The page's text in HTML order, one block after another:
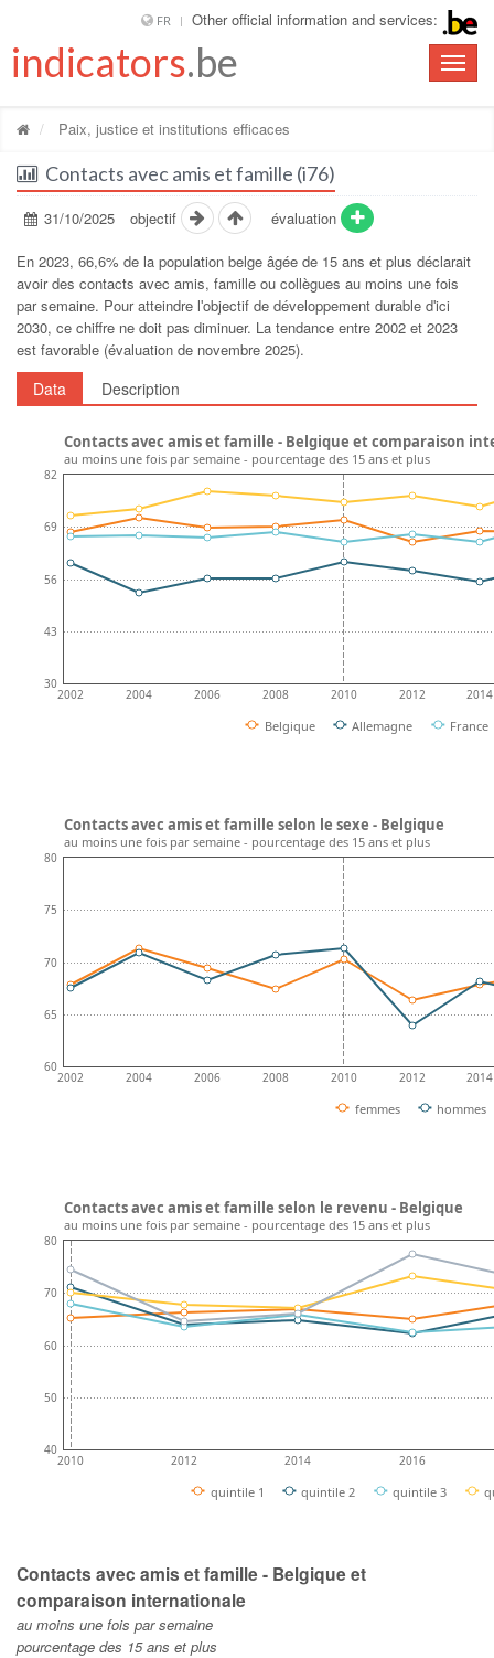
FR Other official information and services:
Toggle
indicators.be
Paix, justice et institutions efficaces
Contacts avec amis et famille (i76)
31/10/2025 objectif évaluation
En 2023, 66,6% de la population belge âgée de 15 ans et plus déclarait
avoir des contacts avec amis, famille ou collègues au moins une fois
par semaine. Pour atteindre lʹobjectif de développement durable dʹici
2030, ce chiffre ne doit pas diminuer. La tendance entre 2002 et 2023
est favorable (évaluation de novembre 2025).
Data Description
2002 2004 2006 2008 2010 2012 2014
30
43
56
69
82
Belgique Allemagne France
Contacts avec amis et famille - Belgique et comparaison
au moins une fois par semaine - pourcentage des 15 ans et plus
2002 2004 2006 2008 2010 2012 2014
60
65
70
75
80
femmes hommes
Contacts avec amis et famille selon le sexe - Belgique
au moins une fois par semaine - pourcentage des 15 ans et plus
2010 2012 2014 2016
40
50
60
70
80
quintile 1 quintile 2 quintile 3
Contacts avec amis et famille selon le revenu - Belgique
au moins une fois par semaine - pourcentage des 15 ans et plus
Contacts avec amis et famille - Belgique et
comparaison internationale
au moins une fois par semaine
pourcentage des 15 ans et plus